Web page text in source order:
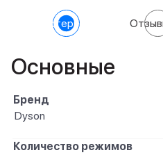
Характеристики
Основные
Бренд
Dyson
Количество режимов